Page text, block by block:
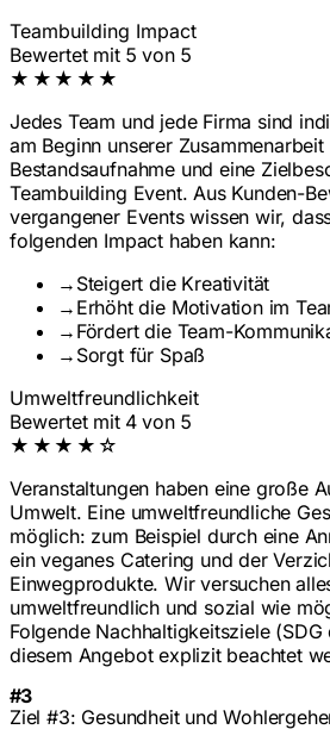
Teambuilding Impact
Bewertet mit 5 von 5
★★★★★
Jedes Team und jede Firma sind
am Beginn unserer
Bestandsaufnahme und eine
Teambuilding Event. Aus Kunden-
vergangener Events wissen wir,
folgenden Impact haben kann:
→ Steigert die Kreativität
→ Erhöht die Motivation im
→ Fördert die Team-
→ Sorgt für Spaß
Umweltfreundlichkeit
Bewertet mit 4 von 5
★★★★☆
Veranstaltungen haben eine große
Umwelt. Eine umweltfreundliche
möglich: zum Beispiel durch eine
ein veganes Catering und der
Einwegprodukte. Wir versuchen
umweltfreundlich und sozial wie
Folgende Nachhaltigkeitsziele
diesem Angebot explizit beachtet
#3
Ziel #3: Gesundheit und